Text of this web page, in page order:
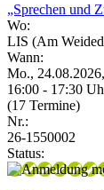
„Sprechen und
Wo:
LIS (Am
Wann:
Mo., 24.08.2026,
16:00 - 17:30
(17 Termine)
Nr.:
26-1550002
Status: